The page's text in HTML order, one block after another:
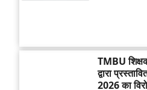
TMBU
द्वारा
2026 का